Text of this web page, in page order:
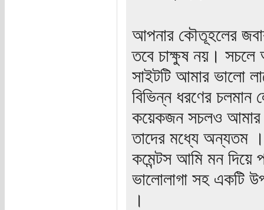
আপনার কৌতূহলের
তবে চাক্ষুষ নয়।
সাইটটি আমার ভালো
বিভিন্ন ধরণের চলমান
কয়েকজন সচলও আমার
তাদের মধ্যে অন্যতম
কমেন্টস আমি মন দিয়ে
ভালোলাগা সহ একটি
।